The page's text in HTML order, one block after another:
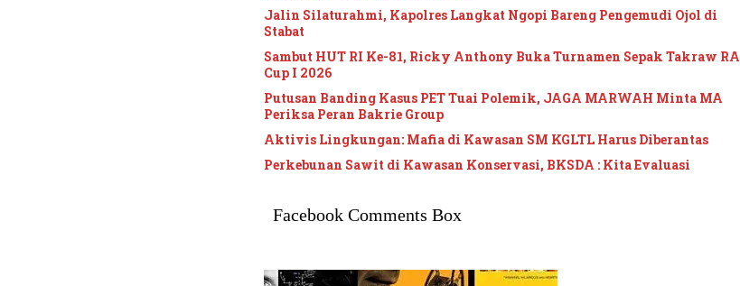
Jalin Silaturahmi, Kapolres Langkat Ngopi Bareng Pengemudi Ojol di
Stabat
Sambut HUT RI Ke-81, Ricky Anthony Buka Turnamen Sepak Takraw RA
Cup I 2026
Putusan Banding Kasus PET Tuai Polemik, JAGA MARWAH Minta MA
Periksa Peran Bakrie Group
Aktivis Lingkungan: Mafia di Kawasan SM KGLTL Harus Diberantas
Perkebunan Sawit di Kawasan Konservasi, BKSDA : Kita Evaluasi
Facebook Comments Box